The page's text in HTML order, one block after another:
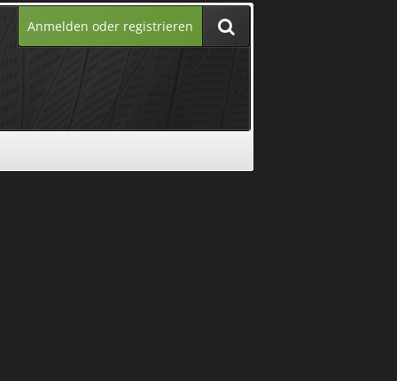
Anmelden oder registrieren